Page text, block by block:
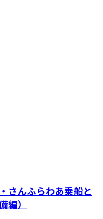
さんふらわあ乗船と
編）